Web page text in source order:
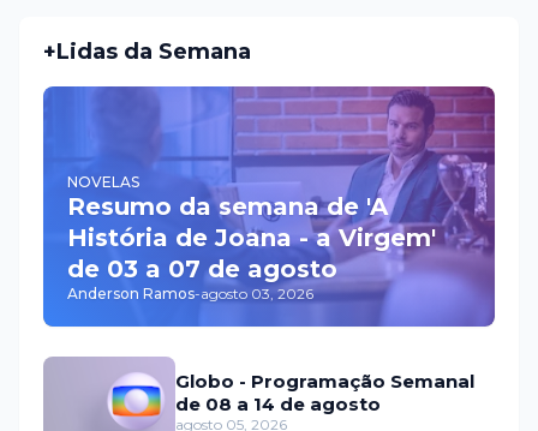
+Lidas da Semana
NOVELAS
Resumo da semana de 'A
História de Joana - a Virgem'
de 03 a 07 de agosto
Anderson Ramos-agosto 03, 2026
Globo - Programação Semanal
de 08 a 14 de agosto
agosto 05, 2026